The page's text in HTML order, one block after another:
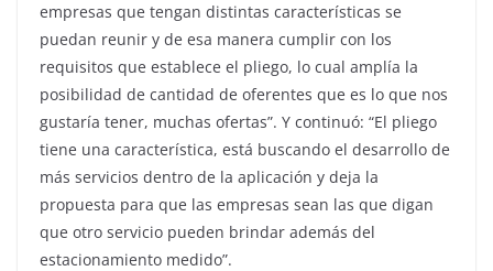
empresas que tengan distintas características se
puedan reunir y de esa manera cumplir con los
requisitos que establece el pliego, lo cual amplía la
posibilidad de cantidad de oferentes que es lo que nos
gustaría tener, muchas ofertas”. Y continuó: “El pliego
tiene una característica, está buscando el desarrollo de
más servicios dentro de la aplicación y deja la
propuesta para que las empresas sean las que digan
que otro servicio pueden brindar además del
estacionamiento medido”.